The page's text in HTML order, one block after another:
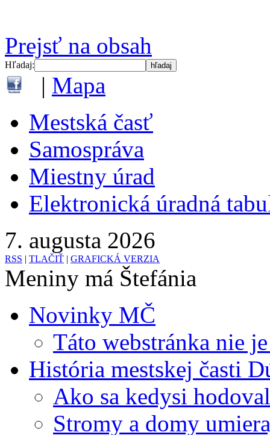
Prejsť na obsah
Hľadaj:
| Mapa
Mestská časť
Samospráva
Miestny úrad
Elektronická úradná
7. augusta 2026
RSS | TLAČIŤ | GRAFICKÁ VERZIA
Meniny má Štefánia
Novinky MČ
Táto webstránka nie
História mestskej časti
Ako sa kedysi
Stromy a domy